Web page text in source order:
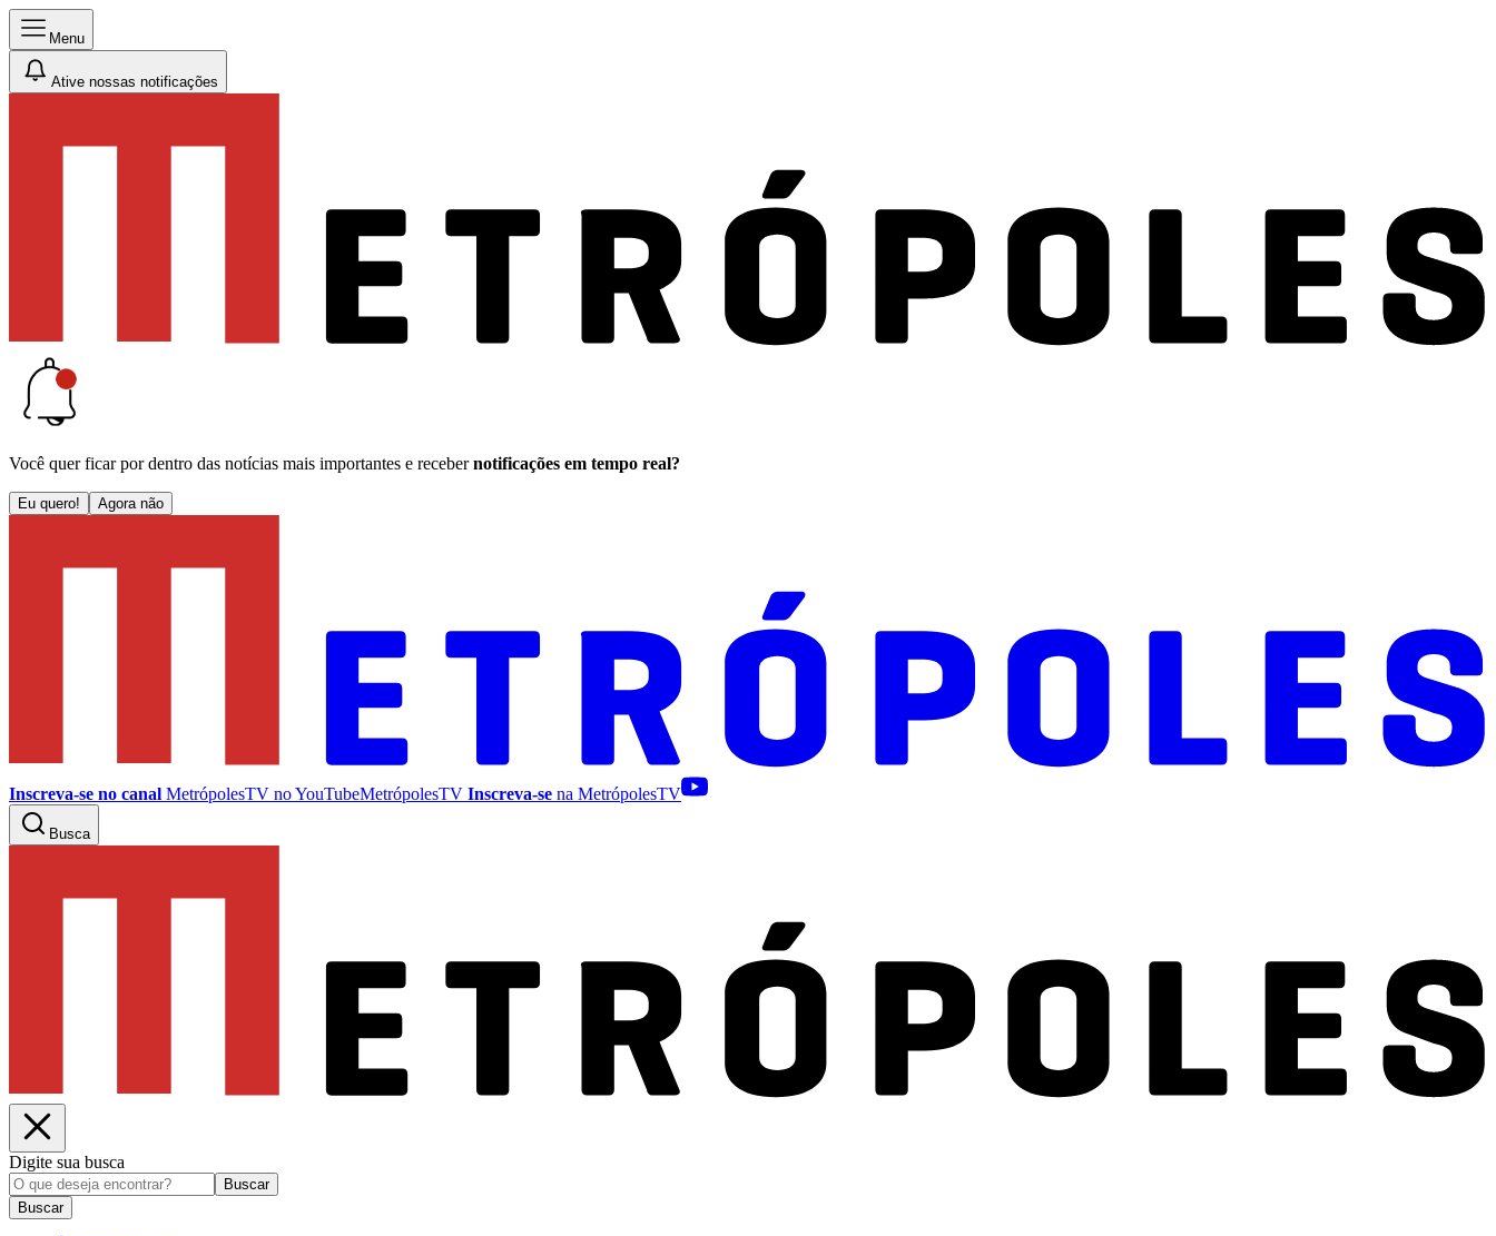
Menu
Ative nossas notificações
Você quer ficar por dentro das notícias mais importantes e receber notificações em tempo real?
Eu quero! Agora não
Inscreva-se no canal MetrópolesTV noYouTubeMetrópolesTV Inscreva-se na MetrópolesTV
Busca
Digite sua busca
Buscar
Buscar